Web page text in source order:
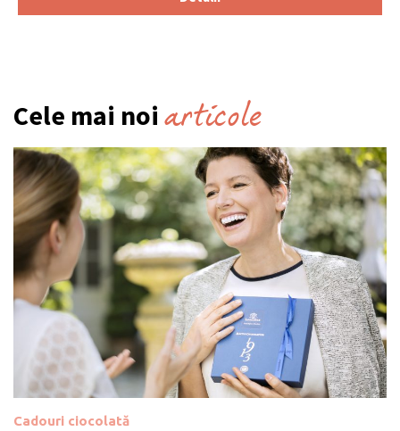
Cele mai noi articole
Cadouri ciocolată